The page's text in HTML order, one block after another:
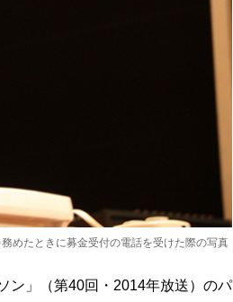
めたときに募金受付の電話を受けた際の写真
ン」（第40回・2014年放送）のパ